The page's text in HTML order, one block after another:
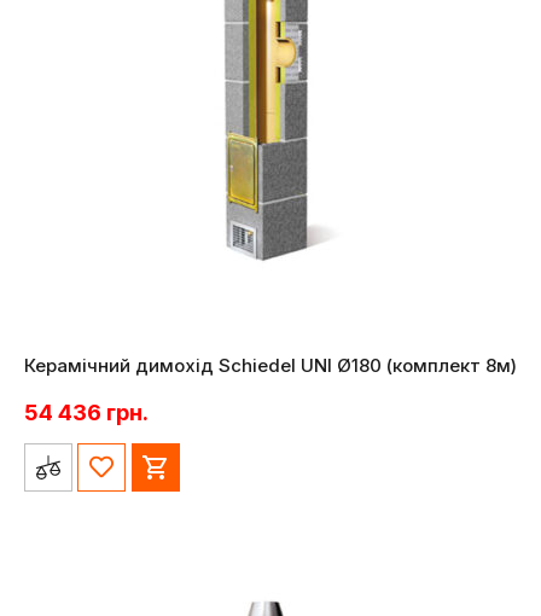
Керамічний димохід Schiedel UNI Ø180 (комплект 8м)
54 436 грн.